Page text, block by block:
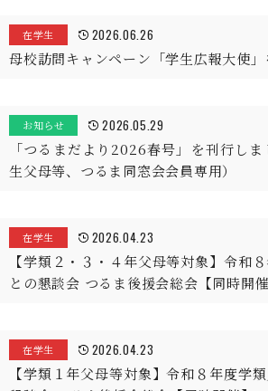
在学生 2026.06.26
母校訪問キャンペーン「学生広報大使」
お知らせ 2026.05.29
「つるまだより2026春号」を刊行し
生父母等、つるま同窓会会員専用）
在学生 2026.04.23
【学類２・３・４年父母等対象】令和
との懇談会 つるま後援会総会【同時開
在学生 2026.04.23
【学類１年父母等対象】令和８年度学